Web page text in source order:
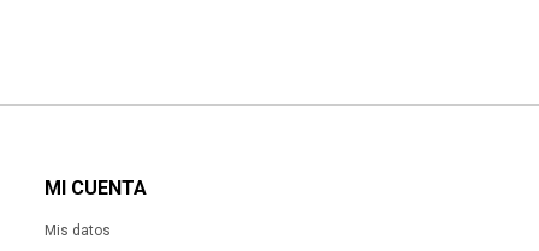
MI CUENTA
Mis datos